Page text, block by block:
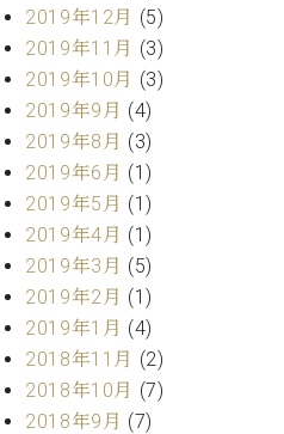
ス
(
調
律
)
ア
フ
タ
ー
ー
ビ
ス
(調
律)
2019年12月 (5)
2019年11月 (3)
2019年10月 (3)
2019年9月 (4)
2019年8月 (3)
2019年6月 (1)
2019年5月 (1)
2019年4月 (1)
2019年3月 (5)
2019年2月 (1)
2019年1月 (4)
2018年11月 (2)
2018年10月 (7)
2018年9月 (7)